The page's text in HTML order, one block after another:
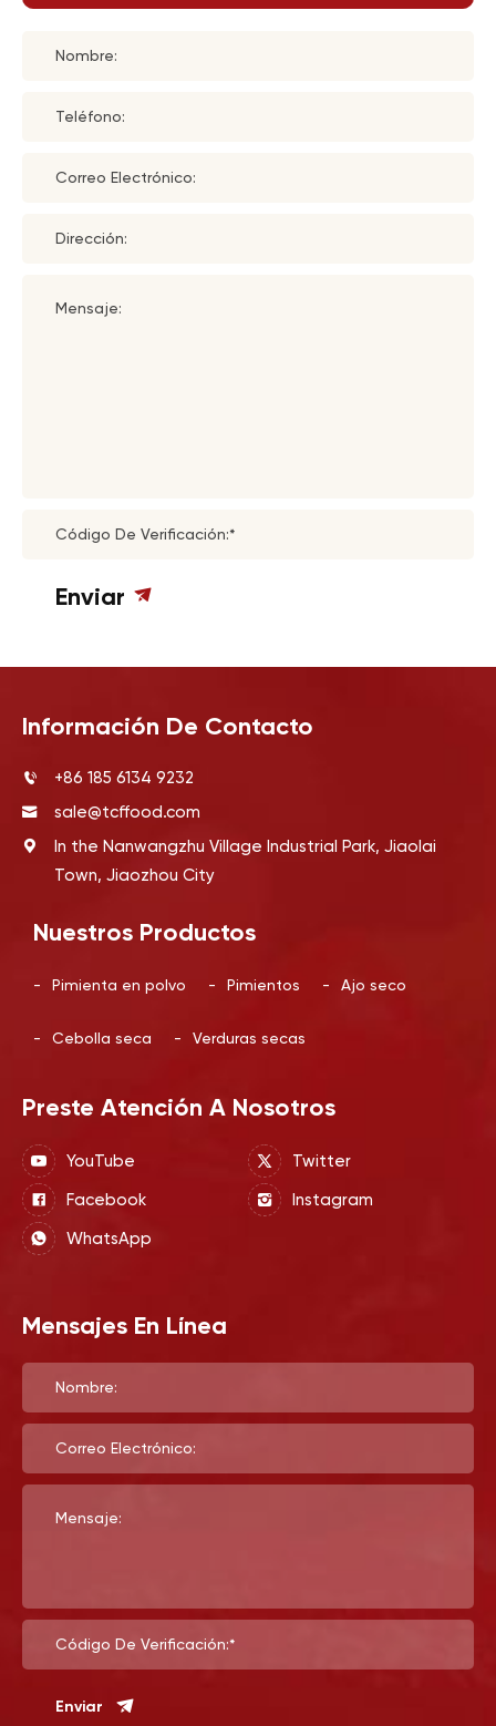
Nombre:
Teléfono:
Correo Electrónico:
Dirección:
Mensaje:
Código De Verificación:*
Enviar
Información De Contacto
+86 185 6134 9232
sale@tcffood.com
In the Nanwangzhu Village Industrial Park, Jiaolai
Town, Jiaozhou City
Nuestros Productos
- Pimienta en polvo - Pimientos - Ajo seco
- Cebolla seca - Verduras secas
Preste Atención A Nosotros
YouTube
Twitter
Facebook
Instagram
WhatsApp
Mensajes En Línea
Nombre:
Correo Electrónico:
Mensaje:
Código De Verificación:*
Enviar